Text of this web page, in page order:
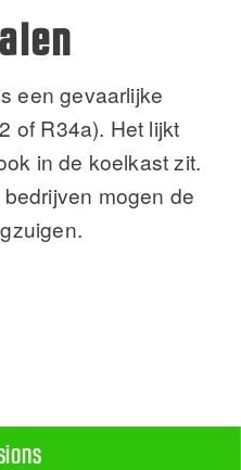
een gevaarlijke
of R34a). Het lijkt
in de koelkast zit.
mogen de